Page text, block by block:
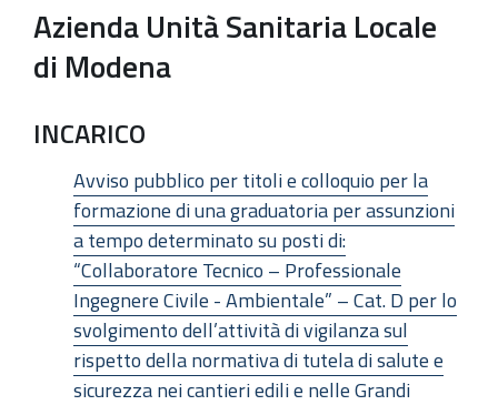
Azienda Unità Sanitaria Locale
di Modena
INCARICO
Avviso pubblico per titoli e colloquio per la
formazione di una graduatoria per assunzioni
a tempo determinato su posti di:
“Collaboratore Tecnico – Professionale
Ingegnere Civile - Ambientale” – Cat. D per lo
svolgimento dell’attività di vigilanza sul
rispetto della normativa di tutela di salute e
sicurezza nei cantieri edili e nelle Grandi